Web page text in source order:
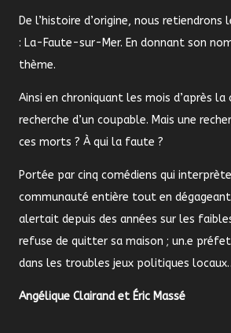
De l’histoire d’origine, nous
: La-Faute-sur-Mer. En donnant son
thème.
Ainsi en chroniquant les mois d’après
recherche d’un coupable. Mais une
ces morts ? À qui la faute ?
Portée par cinq comédiens qui
communauté entière tout en
alertait depuis des années sur les
refuse de quitter sa maison ; un.e
dans les troubles jeux politiques
Angélique Clairand et Éric Massé